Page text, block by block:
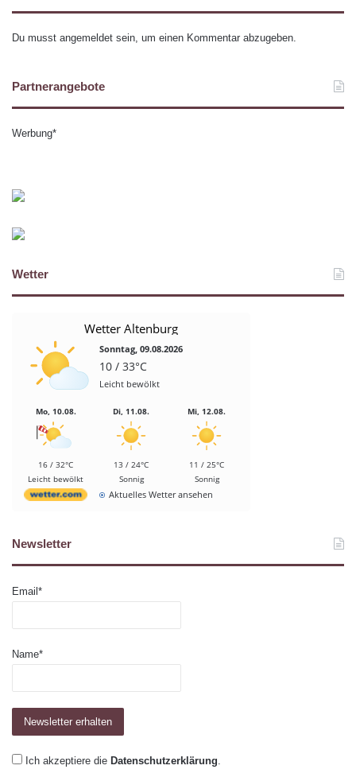
Du musst angemeldet sein, um einen Kommentar abzugeben.
Partnerangebote
Werbung*
Wetter
Wetter Altenburg
Sonntag, 09.08.2026
10 / 33°C
Leicht bewölkt
Mo, 10.08.
16 / 32°C
Leicht bewölkt
Di, 11.08.
13 / 24°C
Sonnig
Mi, 12.08.
11 / 25°C
Sonnig
Aktuelles Wetter ansehen
Newsletter
Email*
Name*
Ich akzeptiere die Datenschutzerklärung